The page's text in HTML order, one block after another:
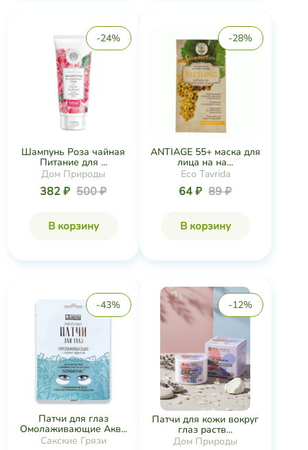
-24%
Шампунь Роза чайная
Питание для ...
Дом Природы
382 ₽ 500 ₽
В корзину
-28%
ANTIAGE 55+ маска для
лица на на...
Eco Tavrida
64 ₽ 89 ₽
В корзину
-43%
Патчи для глаз
Омолаживающие Акв...
Сакские Грязи
-12%
Патчи для кожи вокруг
глаз раств...
Дом Природы